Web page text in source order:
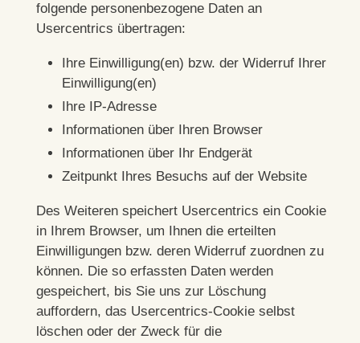
folgende personenbezogene Daten an
Usercentrics übertragen:
Ihre Einwilligung(en) bzw. der Widerruf Ihrer
Einwilligung(en)
Ihre IP-Adresse
Informationen über Ihren Browser
Informationen über Ihr Endgerät
Zeitpunkt Ihres Besuchs auf der Website
Des Weiteren speichert Usercentrics ein Cookie
in Ihrem Browser, um Ihnen die erteilten
Einwilligungen bzw. deren Widerruf zuordnen zu
können. Die so erfassten Daten werden
gespeichert, bis Sie uns zur Löschung
auffordern, das Usercentrics-Cookie selbst
löschen oder der Zweck für die